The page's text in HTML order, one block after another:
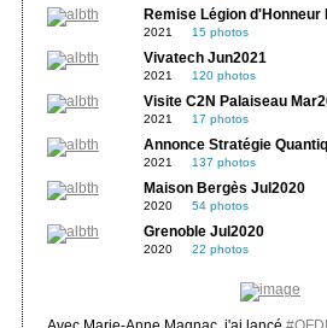
Remise Légion
2021 15 photos
Vivatech Jun2021
2021 120 photos
Visite C2N Palaiseau
2021 17 photos
Annonce Stratégie
2021 137 photos
Maison Bergès Jul2020
2020 54 photos
Grenoble Jul2020
2020 22 photos
Avec Marie-Anne Magnac, j'ai lancé